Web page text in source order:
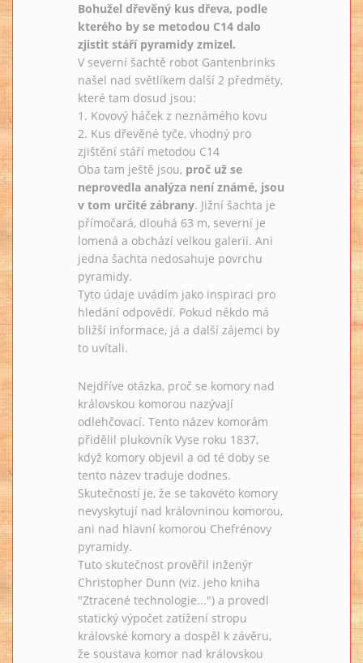
Bohužel dřevěný kus dřeva, podle
kterého by se metodou C14 dalo
zjistit stáří pyramidy zmizel.
V severní šachtě robot Gantenbrinks
našel nad světlíkem další 2 předměty,
které tam dosud jsou:
1. Kovový háček z neznámého kovu
2. Kus dřevěné tyče, vhodný pro
zjištění stáří metodou C14
Oba tam ještě jsou, proč už se
neprovedla analýza není známé, jsou
v tom určité zábrany. Jižní šachta je
přímočará, dlouhá 63 m, severní je
lomená a obchází velkou galerii. Ani
jedna šachta nedosahuje povrchu
pyramidy.
Tyto údaje uvádím jako inspiraci pro
hledání odpovědí. Pokud někdo má
bližší informace, já a další zájemci by
to uvítali.
Nejdříve otázka, proč se komory nad
královskou komorou nazývají
odlehčovací. Tento název komorám
přidělil plukovník Vyse roku 1837,
když komory objevil a od té doby se
tento název traduje dodnes.
Skutečností je, že se takovéto komory
nevyskytují nad královninou komorou,
ani nad hlavní komorou Chefrénovy
pyramidy.
Tuto skutečnost prověřil inženýr
Christopher Dunn (viz. jeho kniha
"Ztracené technologie...") a provedl
statický výpočet zatížení stropu
královské komory a dospěl k závěru,
že soustava komor nad královskou